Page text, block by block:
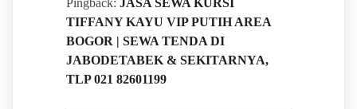
Pingback: JASA SEWA KURSI
TIFFANY KAYU VIP PUTIH AREA
BOGOR | SEWA TENDA DI
JABODETABEK & SEKITARNYA,
TLP 021 82601199